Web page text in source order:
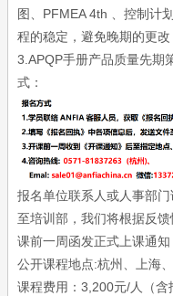
图、PFMEA 4th 、控制计
程的稳定，避免晚期的更改
3.APQP手册产品质量先期
式：
报名单位联系人或人事部
至培训部，我们将根据反
课前一周函发正式上课通知
公开课程地点:杭州、上海
课程费用：3,200元/人（